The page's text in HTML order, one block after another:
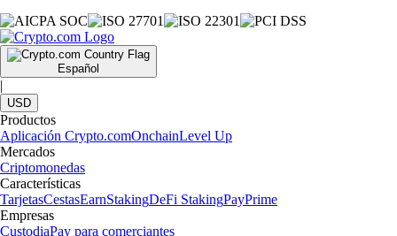
Español
|
USD
Productos
Aplicación Crypto.comOnchainLevel Up
Mercados
Criptomonedas
Características
TarjetasCestasEarnStakingDeFi StakingPayPrime
Empresas
CustodiaPay para comerciantes